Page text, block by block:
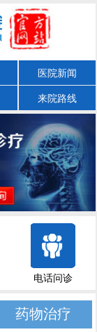
医院新闻
来院路线
电话问诊
药物治疗